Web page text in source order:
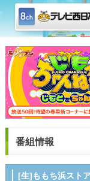
番組情報
[生]ももち浜スト